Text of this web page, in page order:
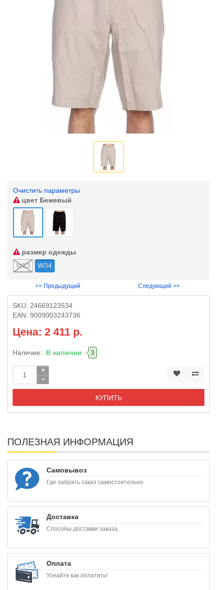
Очистить параметры
цвет Бежевый
размер одежды
W33
W34
<< Предыдущий Следующий >>
SKU: 24669123534
EAN: 9009003243736
Цена: 2 411 р.
Наличие: В наличии 3
КУПИТЬ
ПОЛЕЗНАЯ ИНФОРМАЦИЯ
Самовывоз
Где забрать заказ самостоятельно
Доставка
Способы доставки заказа
Оплата
Узнайте как оплатить!